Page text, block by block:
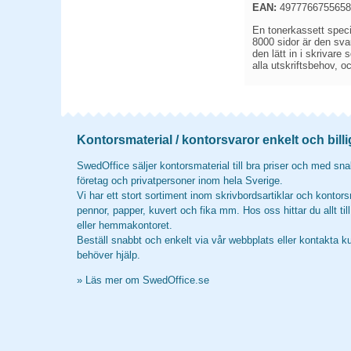
EAN: 4977766755658
En tonerkassett
8000 sidor är den
den lätt in i skrivare
alla utskriftsbehov,
Kontorsmaterial / kontorsvaror enkelt och
SwedOffice säljer kontorsmaterial till bra priser och med
företag och privatpersoner inom hela Sverige.
Vi har ett stort sortiment inom skrivbordsartiklar och
pennor, papper, kuvert och fika mm. Hos oss hittar du allt
eller hemmakontoret.
Beställ snabbt och enkelt via vår webbplats eller kontakta
behöver hjälp.
» Läs mer om SwedOffice.se